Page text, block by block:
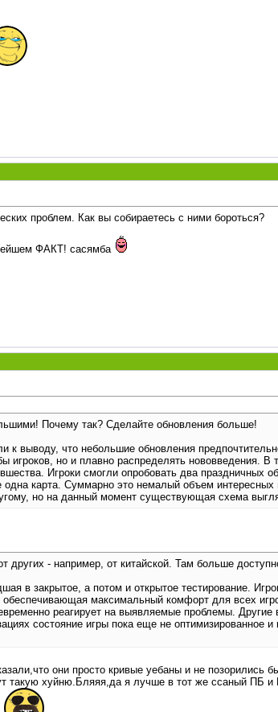
проблем. Как вы собираетесь с ними бороться?
ФАКТ! сасямба
Почему так? Сделайте обновления больше!
выводу, что небольшие обновления
игроков, но и плавно распределять нововведения.
Игроки смогли опробовать два праздничных
карта. Суммарно это немалый объем
но на данный момент существующая схема
других - например, от китайской. Там больше
в закрытое, а потом и открытое тестирование.
обеспечивающая максимальный комфорт для всех
реагирует на выявляемые проблемы.
состояние игры пока еще не оптимизированное
они просто кривые уебаны и не позорились
такую хуйню.Бляяя,да я лучше в тот же ссаный ПБ